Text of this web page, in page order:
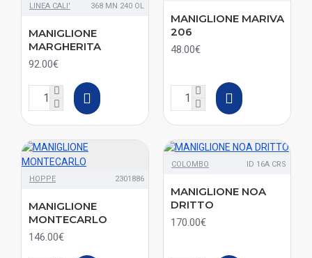
LINEA CALI' 368 MN 240 OL
MANIGLIONE
MARGHERITA
92.00€
MANIGLIONE MARIVA
206
48.00€
HOPPE 2301886
MANIGLIONE
MONTECARLO
146.00€
COLOMBO ID 16A CRS
MANIGLIONE NOA
DRITTO
170.00€